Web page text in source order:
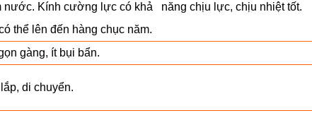
nước. Kính cường lực có khả năng chịu lực, chịu nhiệt tốt.
thể lên đến hàng chục năm.
gàng, ít bụi bẩn.
di chuyển.